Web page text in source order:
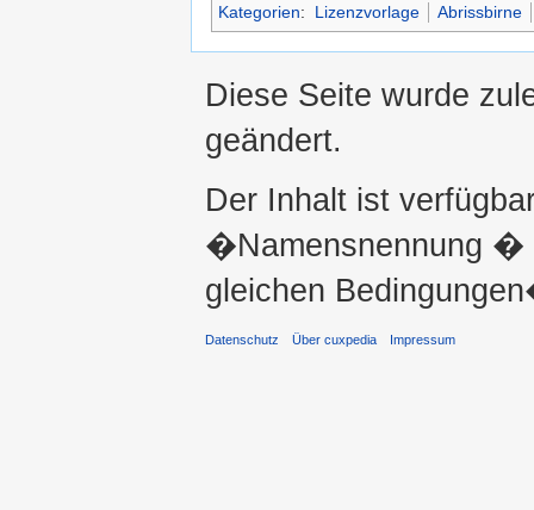
Kategorien: Lizenzvorlage Abrissbirne
Diese Seite wurde
geändert.
Der Inhalt ist
�Namensnennung �
gleichen
Datenschutz Über cuxpedia Impressum